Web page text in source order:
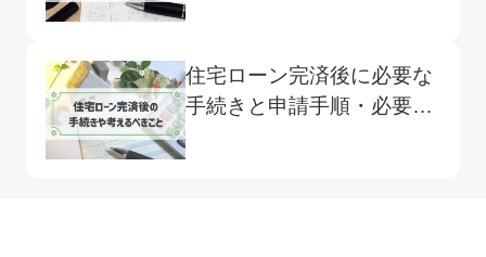
住宅ローン完済後に必要な
手続きと申請手順・必要書
類解説します！